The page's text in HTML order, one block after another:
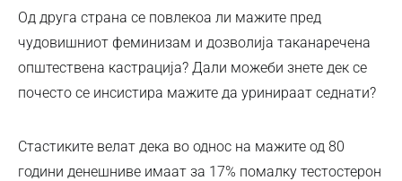
Од друга страна се повлекоа ли мажите пред
чудовишниот феминизам и дозволија таканаречена
општествена кастрација? Дали можеби знете дек се
почесто се инсистира мажите да уринираат седнати?
Стастиките велат дека во однос на мажите од 80
години денешниве имаат за 17% помалку тестостерон